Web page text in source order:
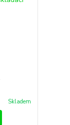
Skladem